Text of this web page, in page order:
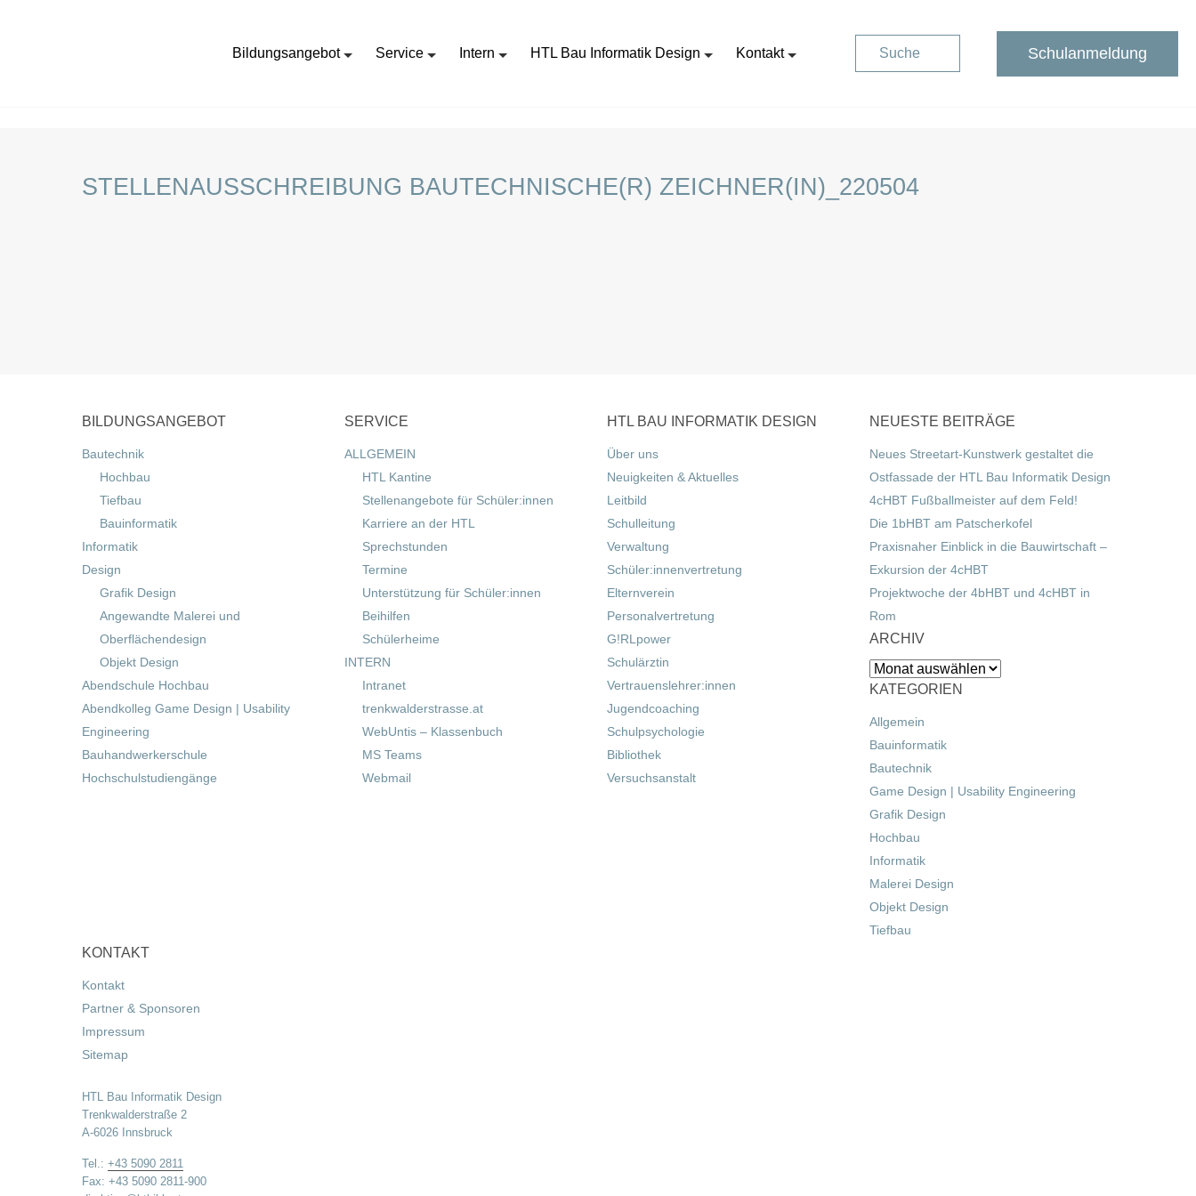
Bildungsangebot Service Intern HTL Bau Informatik Design Kontakt Suche Schulanmeldung
STELLENAUSSCHREIBUNG BAUTECHNISCHE(R) ZEICHNER(IN)_220504
BILDUNGSANGEBOT
Bautechnik
Hochbau
Tiefbau
Bauinformatik
Informatik
Design
Grafik Design
Angewandte Malerei und
Oberflächendesign
Objekt Design
Abendschule Hochbau
Abendkolleg Game Design | Usability
Engineering
Bauhandwerkerschule
Hochschulstudiengänge
SERVICE
ALLGEMEIN
HTL Kantine
Stellenangebote für Schüler:innen
Karriere an der HTL
Sprechstunden
Termine
Unterstützung für Schüler:innen
Beihilfen
Schülerheime
INTERN
Intranet
trenkwalderstrasse.at
WebUntis – Klassenbuch
MS Teams
Webmail
HTL BAU INFORMATIK DESIGN
Über uns
Neuigkeiten & Aktuelles
Leitbild
Schulleitung
Verwaltung
Schüler:innenvertretung
Elternverein
Personalvertretung
G!RLpower
Schulärztin
Vertrauenslehrer:innen
Jugendcoaching
Schulpsychologie
Bibliothek
Versuchsanstalt
NEUESTE BEITRÄGE
Neues Streetart-Kunstwerk gestaltet die
Ostfassade der HTL Bau Informatik Design
4cHBT Fußballmeister auf dem Feld!
Die 1bHBT am Patscherkofel
Praxisnaher Einblick in die Bauwirtschaft –
Exkursion der 4cHBT
Projektwoche der 4bHBT und 4cHBT in
Rom
ARCHIV
Archiv
KATEGORIEN
Allgemein
Bauinformatik
Bautechnik
Game Design | Usability Engineering
Grafik Design
Hochbau
Informatik
Malerei Design
Objekt Design
Tiefbau
KONTAKT
Kontakt
Partner & Sponsoren
Impressum
Sitemap
HTL Bau Informatik Design
Trenkwalderstraße 2
A-6026 Innsbruck
Tel.: +43 5090 2811
Fax: +43 5090 2811-900